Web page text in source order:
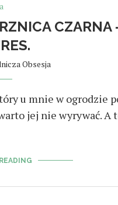
CZARNA
Obsesja
u mnie w ogrodzie
jej nie wyrywać. A